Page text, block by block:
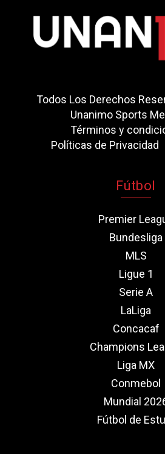
Todos Los Derechos
Unanimo Sports
Términos y
Políticas de Privacidad
Fútbol
Premier
Bundesliga
MLS
Ligue 1
Serie A
LaLiga
Concacaf
Champions
Liga MX
Conmebol
Mundial
Fútbol de